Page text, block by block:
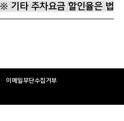
※ 기타 주차요금 할인율은 법
이메일무단수집거부